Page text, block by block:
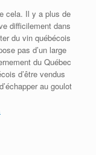
cela. Il y a plus de
difficilement dans
du vin québécois
pas d’un large
du Québec
d’être vendus
au goulot